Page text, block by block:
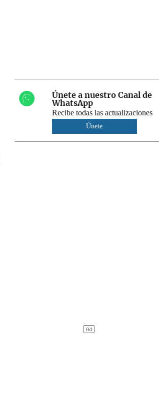
Únete a nuestro Canal de
WhatsApp
Recibe todas las actualizaciones
Únete